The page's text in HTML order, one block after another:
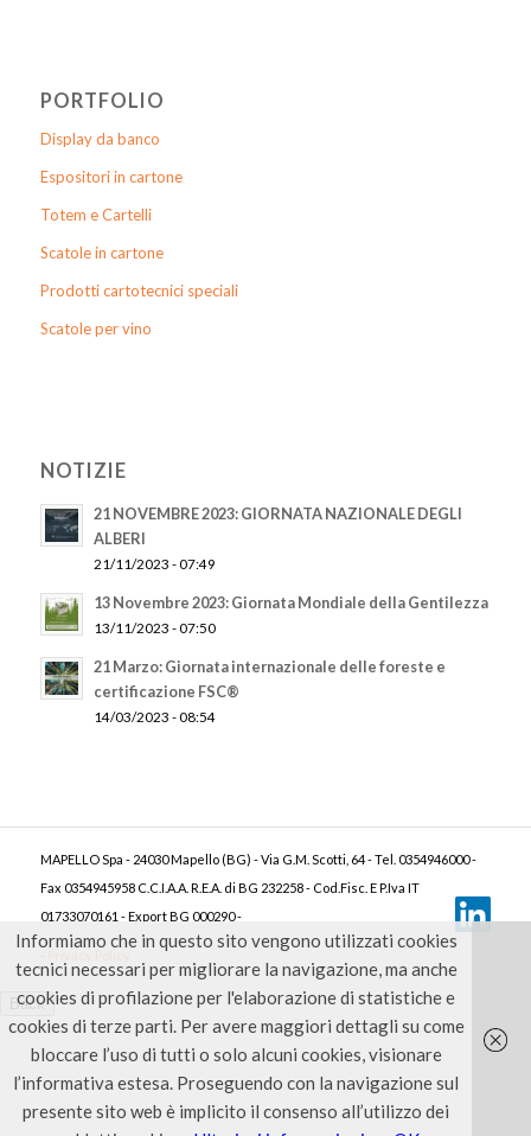
PORTFOLIO
Display da banco
Espositori in cartone
Totem e Cartelli
Scatole in cartone
Prodotti cartotecnici speciali
Scatole per vino
NOTIZIE
21 NOVEMBRE 2023: GIORNATA NAZIONALE DEGLI
ALBERI
21/11/2023 - 07:49
13 Novembre 2023: Giornata Mondiale della Gentilezza
13/11/2023 - 07:50
21 Marzo: Giornata internazionale delle foreste e
certificazione FSC®
14/03/2023 - 08:54
MAPELLO Spa - 24030 Mapello (BG) - Via G.M. Scotti, 64 - Tel. 0354946000 -
Fax 0354945958 C.C.I.A.A. R.E.A. di BG 232258 - Cod.Fisc. E P.Iva IT
01733070161 - Export BG 000290 -
Informiamo che in questo sito vengono utilizzati cookies
tecnici necessari per migliorare la navigazione, ma anche
cookies di profilazione per l'elaborazione di statistiche e
cookies di terze parti. Per avere maggiori dettagli su come
bloccare l’uso di tutti o solo alcuni cookies, visionare
l’informativa estesa. Proseguendo con la navigazione sul
presente sito web è implicito il consenso all’utilizzo dei